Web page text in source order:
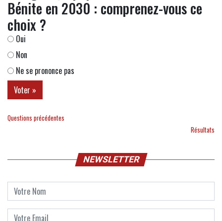
Bénite en 2030 : comprenez-vous ce
choix ?
Oui
Non
Ne se prononce pas
Questions précédentes
Résultats
NEWSLETTER